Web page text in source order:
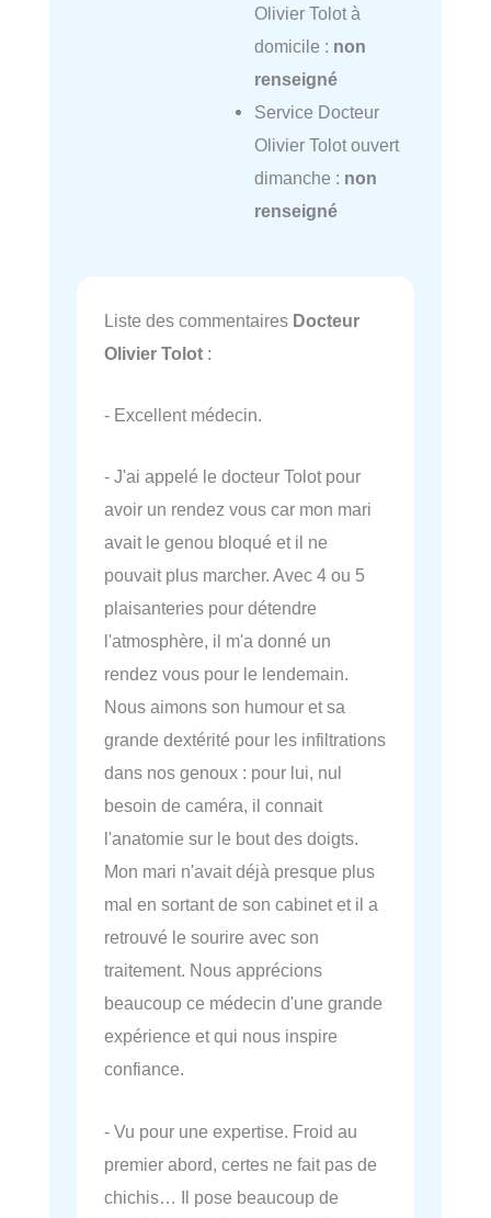
Olivier Tolot à
domicile : non
renseigné
Service Docteur
Olivier Tolot ouvert
dimanche : non
renseigné
Liste des commentaires Docteur
Olivier Tolot :
- Excellent médecin.
- J'ai appelé le docteur Tolot pour
avoir un rendez vous car mon mari
avait le genou bloqué et il ne
pouvait plus marcher. Avec 4 ou 5
plaisanteries pour détendre
l'atmosphère, il m'a donné un
rendez vous pour le lendemain.
Nous aimons son humour et sa
grande dextérité pour les infiltrations
dans nos genoux : pour lui, nul
besoin de caméra, il connait
l'anatomie sur le bout des doigts.
Mon mari n'avait déjà presque plus
mal en sortant de son cabinet et il a
retrouvé le sourire avec son
traitement. Nous apprécions
beaucoup ce médecin d'une grande
expérience et qui nous inspire
confiance.
- Vu pour une expertise. Froid au
premier abord, certes ne fait pas de
chichis… Il pose beaucoup de